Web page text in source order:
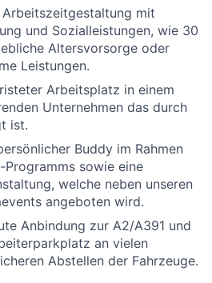
Arbeitszeitgestaltung mit
und Sozialleistungen, wie 30
Altersvorsorge oder
Leistungen.
Arbeitsplatz in einem
Unternehmen das durch
ist.
Buddy im Rahmen
Programms sowie eine
welche neben unseren
angeboten wird.
Anbindung zur A2/A391 und
an vielen
Abstellen der Fahrzeuge.